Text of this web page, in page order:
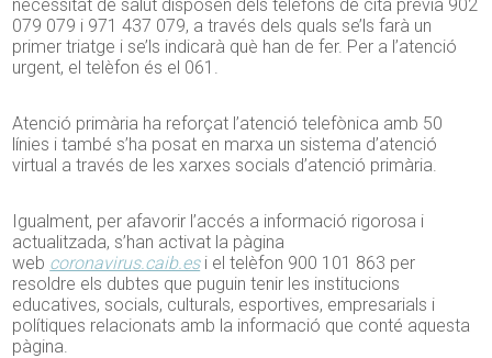
necessitat de salut disposen dels telèfons de cita prèvia 902
079 079 i 971 437 079, a través dels quals se’ls farà un
primer triatge i se’ls indicarà què han de fer. Per a l’atenció
urgent, el telèfon és el 061.
Atenció primària ha reforçat l’atenció telefònica amb 50
línies i també s’ha posat en marxa un sistema d’atenció
virtual a través de les xarxes socials d’atenció primària.
Igualment, per afavorir l’accés a informació rigorosa i
actualitzada, s’han activat la pàgina
web coronavirus.caib.esi el telèfon 900 101 863 per
resoldre els dubtes que puguin tenir les institucions
educatives, socials, culturals, esportives, empresarials i
polítiques relacionats amb la informació que conté aquesta
pàgina.